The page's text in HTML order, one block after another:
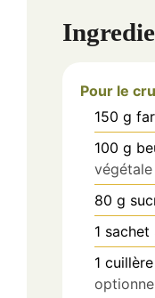
Pour le
150 g
100 g
végétale
80 g
1 sachet
1